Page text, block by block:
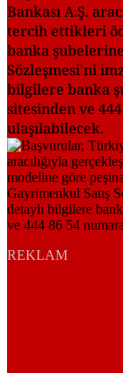
Bankası A.Ş.
tercih ettikleri
banka
Sözleşmesi'ni
bilgilere banka
sitesinden ve
ulaşılabilecek.
REKLAM